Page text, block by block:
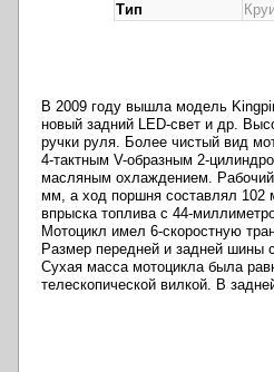
Тип
В 2009 году вышла модель
новый задний LED-свет и др.
ручки руля. Более чистый вид
4-тактным V-образным 2-
масляным охлаждением. Рабочий
мм, а ход поршня составлял 102
впрыска топлива с 44-
Мотоцикл имел 6-скоростную
Размер передней и задней шины
Сухая масса мотоцикла была
телескопической вилкой. В